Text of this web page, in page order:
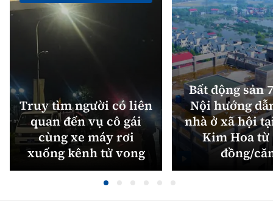
Truy tìm người có liên
quan đến vụ cô gái
cùng xe máy rơi
xuống kênh tử vong
Bất động sản
Nội hướng
nhà ở xã hội
Kim Hoa từ
đồng/